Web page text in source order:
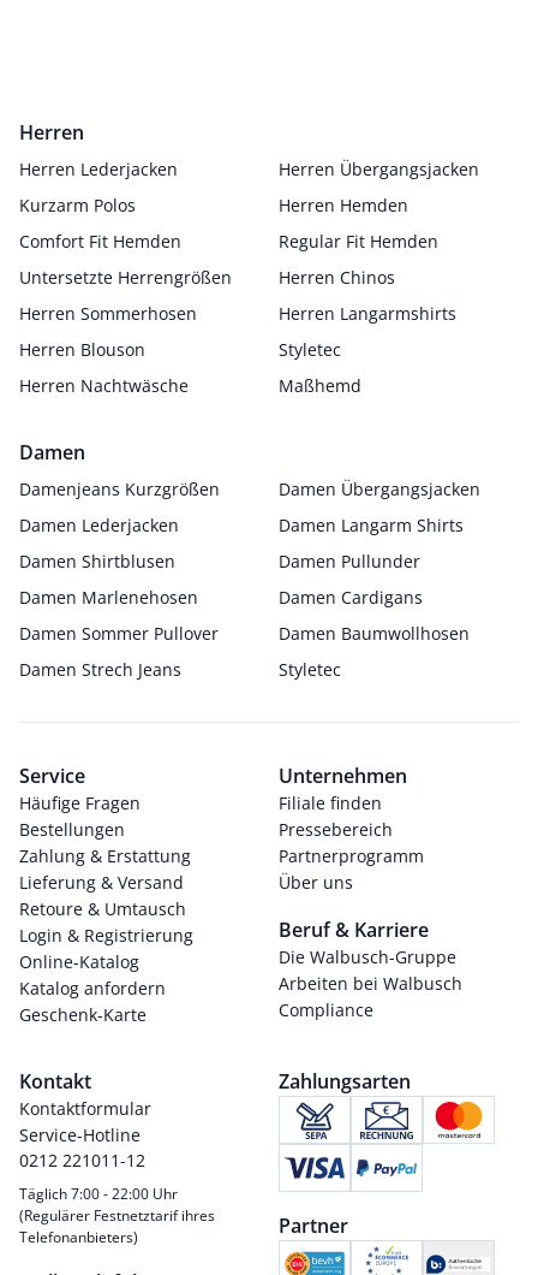
Herren
Herren Lederjacken
Herren Übergangsjacken
Kurzarm Polos
Herren Hemden
Comfort Fit Hemden
Regular Fit Hemden
Untersetzte Herrengrößen
Herren Chinos
Herren Sommerhosen
Herren Langarmshirts
Herren Blouson
Styletec
Herren Nachtwäsche
Maßhemd
Damen
Damenjeans Kurzgrößen
Damen Übergangsjacken
Damen Lederjacken
Damen Langarm Shirts
Damen Shirtblusen
Damen Pullunder
Damen Marlenehosen
Damen Cardigans
Damen Sommer Pullover
Damen Baumwollhosen
Damen Strech Jeans
Styletec
Service
Häufige Fragen
Bestellungen
Zahlung & Erstattung
Lieferung & Versand
Retoure & Umtausch
Login & Registrierung
Online-Katalog
Katalog anfordern
Geschenk-Karte
Unternehmen
Filiale finden
Pressebereich
Partnerprogramm
Über uns
Beruf & Karriere
Die Walbusch-Gruppe
Arbeiten bei Walbusch
Compliance
Kontakt
Kontaktformular
Service-Hotline
0212 221011-12
Täglich 7:00 - 22:00 Uhr
(Regulärer Festnetztarif ihres
Telefonanbieters)
Zahlungsarten
Partner